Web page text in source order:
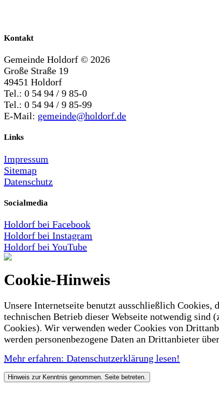
Kontakt
Gemeinde Holdorf © 2026
Große Straße 19
49451 Holdorf
Tel.: 0 54 94 / 9 85-0
Tel.: 0 54 94 / 9 85-99
E-Mail: gemeinde@holdorf.de
Links
Impressum
Sitemap
Datenschutz
Socialmedia
Holdorf bei Facebook
Holdorf bei Instagram
Holdorf bei YouTube
Cookie-Hinweis
Unsere Internetseite benutzt ausschließlich Cookies,
technischen Betrieb dieser Webseite notwendig sind
Cookies). Wir verwenden weder Cookies von
werden personenbezogene Daten an Drittanbieter
Mehr erfahren: Datenschutzerklärung lesen!
Hinweis zur Kenntnis genommen. Seite betreten.